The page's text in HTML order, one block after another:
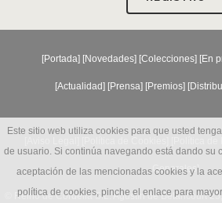
[Portada] [Novedades] [Colecciones] [En
[Actualidad] [Prensa] [Premios] [
Generales ]
© Reino de Cordelia S.L. Agustín de Betancourt
Este sitio web utiliza cookies para que usted
de usuario. Si continúa navegando está dando su
aceptación de las mencionadas cookies y la
política de cookies, pinche el enlace para